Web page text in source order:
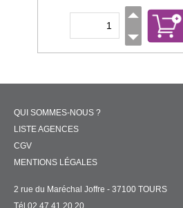
QUI SOMMES-NOUS ?
LISTE AGENCES
CGV
MENTIONS LÉGALES
2 rue du Maréchal Joffre - 37100 TOURS
Tél 02 47 41 20 20